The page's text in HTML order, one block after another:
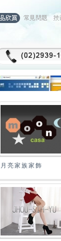
月亮家族家飾